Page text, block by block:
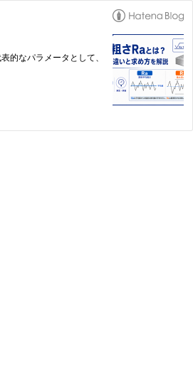
的なパラメータとして、